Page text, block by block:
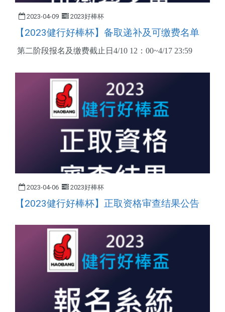
2023-04-09 2023好棒杯
【2023健行好棒杯】备取递补及可缴费名单
第二阶段报名及缴费截止日4/10 12：00~4/17 23:59
2023-04-06 2023好棒杯
【2023健行好棒杯】正取资格审查结果公告